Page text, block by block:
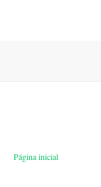
Página inicial